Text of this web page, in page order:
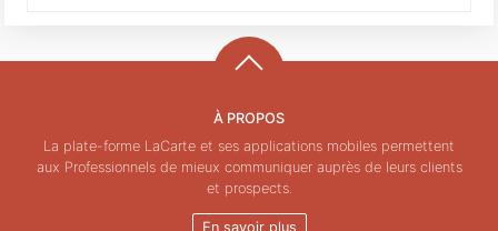
À PROPOS
La plate-forme LaCarte et ses applications mobiles permettent
aux Professionnels de mieux communiquer auprès de leurs clients
et prospects.
En savoir plus